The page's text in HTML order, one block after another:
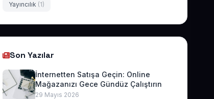
Yayıncılık (1)
Son Yazılar
İnternetten Satışa Geçin: Online
Mağazanızı Gece Gündüz Çalıştırın
29 Mayıs 2026